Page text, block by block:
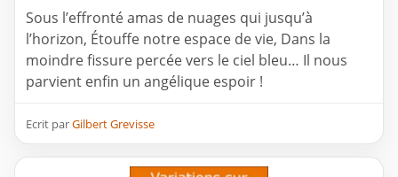
Sous l’effronté amas de nuages qui jusqu’à
l’horizon, Étouffe notre espace de vie, Dans la
moindre fissure percée vers le ciel bleu… Il nous
parvient enfin un angélique espoir !
Ecrit parGilbert Grevisse